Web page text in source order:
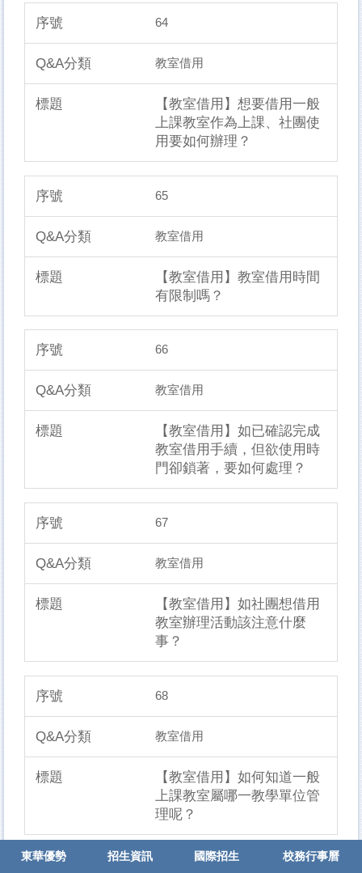
東華優勢 招生資訊 國際招生 校務行事曆
64
教室借用
【教室借用】想要借用一般
上課教室作為上課、社團使
用要如何辦理？
65
教室借用
【教室借用】教室借用時間
有限制嗎？
66
教室借用
【教室借用】如已確認完成
教室借用手續，但欲使用時
門卻鎖著，要如何處理？
67
教室借用
【教室借用】如社團想借用
教室辦理活動該注意什麼
事？
68
教室借用
【教室借用】如何知道一般
上課教室屬哪一教學單位管
理呢？